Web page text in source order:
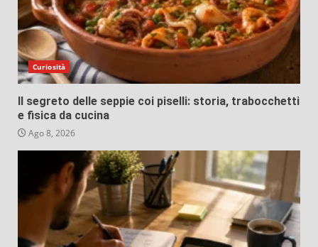
Curiosità
Il segreto delle seppie coi piselli: storia, trabocchetti
e fisica da cucina
Ago 8, 2026